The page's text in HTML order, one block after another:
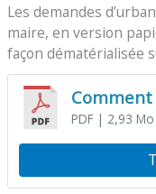
Les demandes
maire, en version
façon dématérialisée
PDF| 2,93 Mo